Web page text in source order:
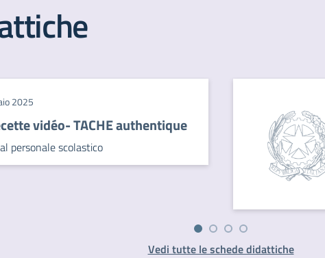
2025
vidéo- TACHE authentique
personale scolastico
Vedi tutte le schede didattiche